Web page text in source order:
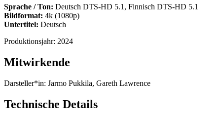
Sprache / Ton: Deutsch DTS-HD 5.1, Finnisch DTS-HD 5.1
Bildformat: 4k (1080p)
Untertitel: Deutsch
Produktionsjahr: 2024
Mitwirkende
Darsteller*in: Jarmo Pukkila, Gareth Lawrence
Technische Details